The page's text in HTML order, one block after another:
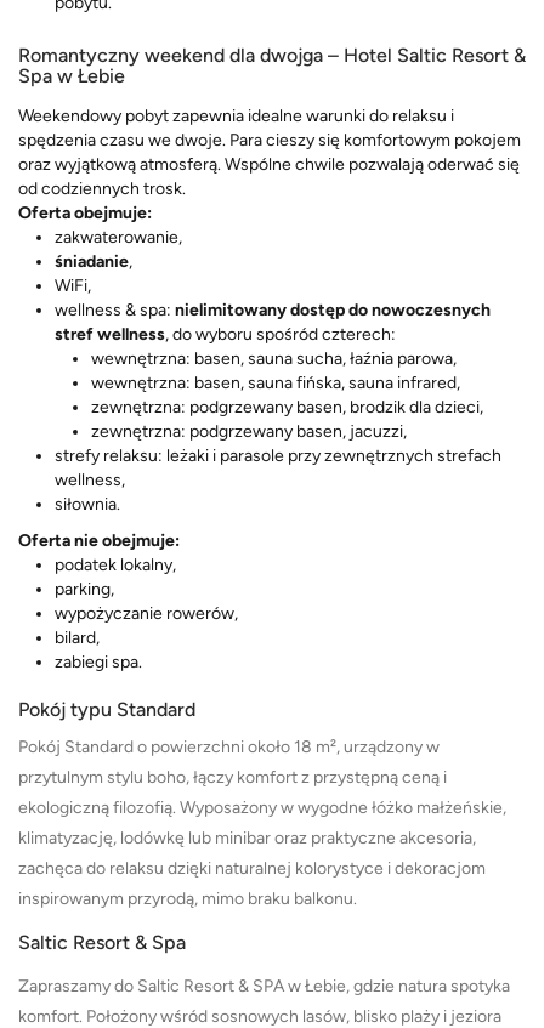
Romantyczny weekend dla dwojga – Hotel Saltic Resort &
Spa w Łebie
Weekendowy pobyt zapewnia idealne warunki do relaksu i
spędzenia czasu we dwoje. Para cieszy się komfortowym pokojem
oraz wyjątkową atmosferą. Wspólne chwile pozwalają oderwać się
od codziennych trosk.
Oferta obejmuje:
zakwaterowanie,
śniadanie,
WiFi,
wellness & spa: nielimitowany dostęp do nowoczesnych
stref wellness, do wyboru spośród czterech:
wewnętrzna: basen, sauna sucha, łaźnia parowa,
wewnętrzna: basen, sauna fińska, sauna infrared,
zewnętrzna: podgrzewany basen, brodzik dla dzieci,
zewnętrzna: podgrzewany basen, jacuzzi,
strefy relaksu: leżaki i parasole przy zewnętrznych strefach
wellness,
siłownia.
Oferta nie obejmuje:
podatek lokalny,
parking,
wypożyczanie rowerów,
bilard,
zabiegi spa.
Pokój typu Standard
Pokój Standard o powierzchni około 18 m², urządzony w
przytulnym stylu boho, łączy komfort z przystępną ceną i
ekologiczną filozofią. Wyposażony w wygodne łóżko małżeńskie,
klimatyzację, lodówkę lub minibar oraz praktyczne akcesoria,
zachęca do relaksu dzięki naturalnej kolorystyce i dekoracjom
inspirowanym przyrodą, mimo braku balkonu.
Saltic Resort & Spa
Zapraszamy do Saltic Resort & SPA w Łebie, gdzie natura spotyka
komfort. Położony wśród sosnowych lasów, blisko plaży i jeziora